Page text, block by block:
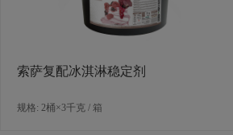
索萨复配冰淇淋稳定剂
规格: 2桶×3千克 / 箱